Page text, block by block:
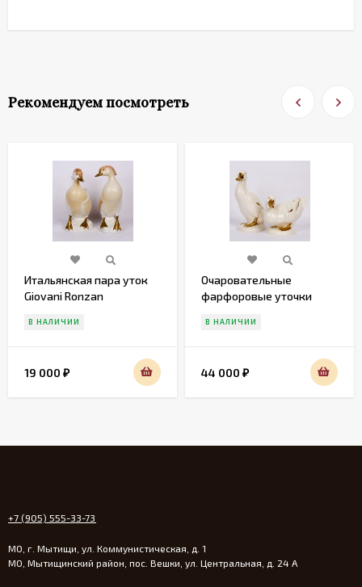
Рекомендуем посмотреть
Итальянская пара уток
Giovani Ronzan
В НАЛИЧИИ
19 000 ₽
Очаровательные
фарфоровые уточки
В НАЛИЧИИ
44 000 ₽
+7 (905) 555-33-73
МО, г. Мытищи, ул. Коммунистическая, д. 1
МО, Мытищинский район, пос. Вешки, ул. Центральная, д. 24 А